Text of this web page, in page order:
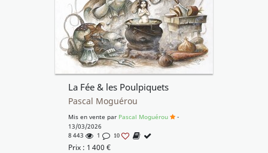
La Fée & les Poulpiquets
Pascal Moguérou
Mis en vente par Pascal Moguérou
-
13/03/2026
8 443
1 10
Prix : 1 400 €